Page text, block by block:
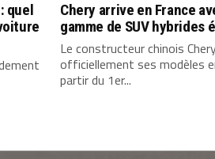
quel
Chery arrive en France
gamme de SUV hybrides
Le constructeur chinois
officiellement ses modèles
partir du 1er...